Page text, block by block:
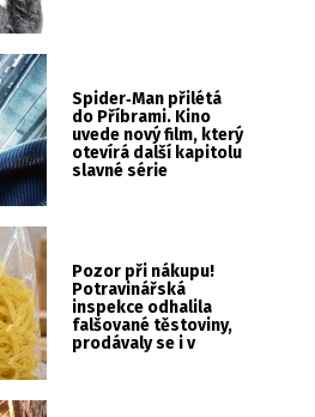
Spider‑Man přilétá
do Příbrami. Kino
uvede nový film, který
otevírá další kapitolu
slavné série
Pozor při nákupu!
Potravinářská
inspekce odhalila
falšované těstoviny,
prodávaly se i v